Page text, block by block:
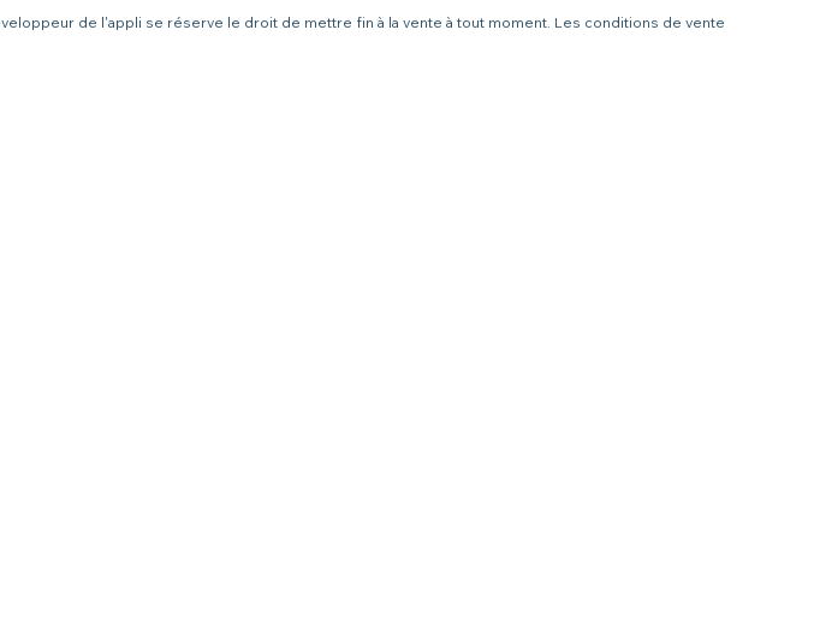
de l'appli se réserve le droit de mettre fin à la vente à tout moment. Les conditions de vente